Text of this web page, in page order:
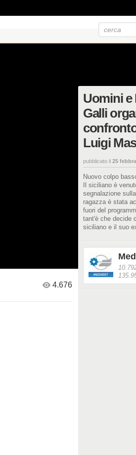
Uomini e
Galli
Luigi
pubblicato il 25
Nuovo colpo
Il siciliano è
segnalazione
ragazza è stata
fuori del
tant'è che decide
siciliano e il suo
4.676